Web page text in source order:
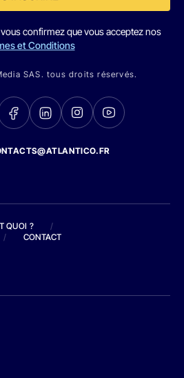
confirmez que vous acceptez nos
et Conditions
SAS. tous droits réservés.
QUOI ?
/
/ CONTACT